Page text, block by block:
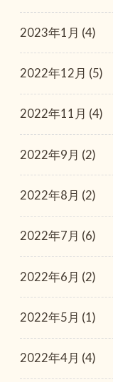
2023年1月 (4)
2022年12月 (5)
2022年11月 (4)
2022年9月 (2)
2022年8月 (2)
2022年7月 (6)
2022年6月 (2)
2022年5月 (1)
2022年4月 (4)